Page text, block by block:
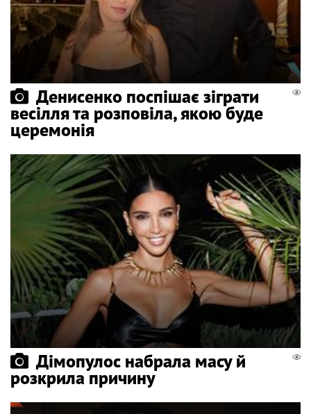
Денисенко поспішає зіграти
весілля та розповіла, якою буде
церемонія
Дімопулос набрала масу й
розкрила причину